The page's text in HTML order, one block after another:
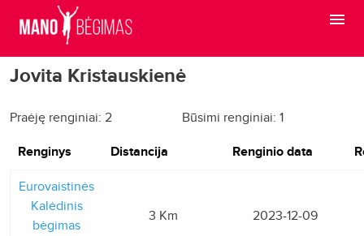
Jovita Kristauskienė
Praėję renginiai: 2 Būsimi renginiai: 1
Renginys Distancija Renginio data
Eurovaistinės
Kalėdinis
bėgimas
3 Km 2023-12-09